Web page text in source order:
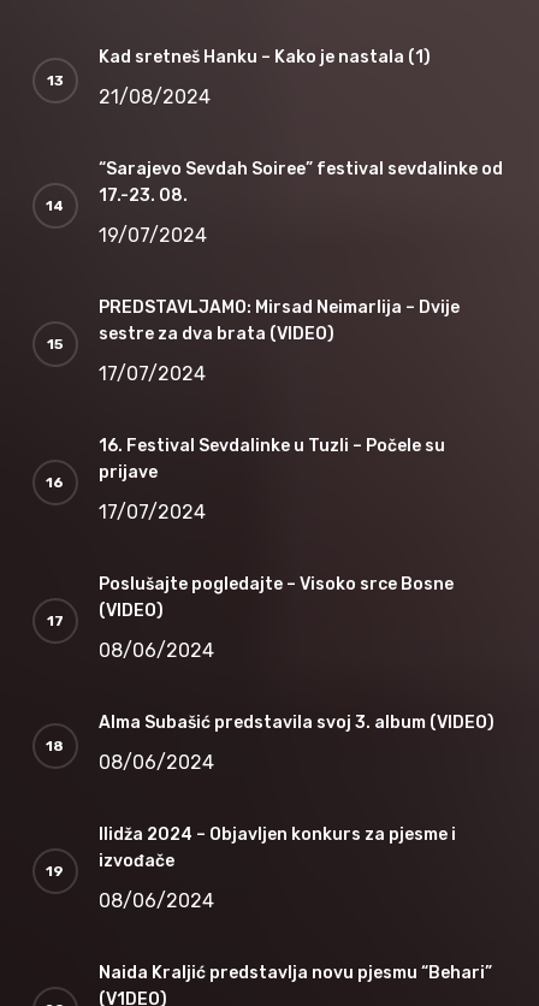
Kad sretneš Hanku – Kako je nastala (1)
21/08/2024
“Sarajevo Sevdah Soiree” festival sevdalinke od
17.-23. 08.
19/07/2024
PREDSTAVLJAMO: Mirsad Neimarlija – Dvije
sestre za dva brata (VIDEO)
17/07/2024
16. Festival Sevdalinke u Tuzli – Počele su
prijave
17/07/2024
Poslušajte pogledajte – Visoko srce Bosne
(VIDEO)
08/06/2024
Alma Subašić predstavila svoj 3. album (VIDEO)
08/06/2024
Ilidža 2024 – Objavljen konkurs za pjesme i
izvođače
08/06/2024
Naida Kraljić predstavlja novu pjesmu “Behari”
(V1DEO)